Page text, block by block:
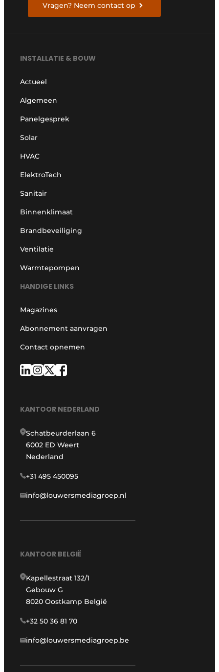
Vragen? Neem contact op
INSTALLATIE & BOUW
Actueel
Algemeen
Panelgesprek
Solar
HVAC
ElektroTech
Sanitair
Binnenklimaat
Brandbeveiliging
Ventilatie
Warmtepompen
HANDIGE LINKS
Magazines
Abonnement aanvragen
Contact opnemen
KANTOOR NEDERLAND
Schatbeurderlaan 6
6002 ED Weert
Nederland
+31 495 450095
info@louwersmediagroep.nl
KANTOOR BELGIË
Kapellestraat 132/1
Gebouw G
8020 Oostkamp België
+32 50 36 81 70
info@louwersmediagroep.be